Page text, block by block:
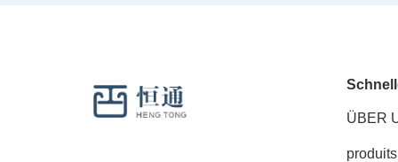
ÜBER
produits